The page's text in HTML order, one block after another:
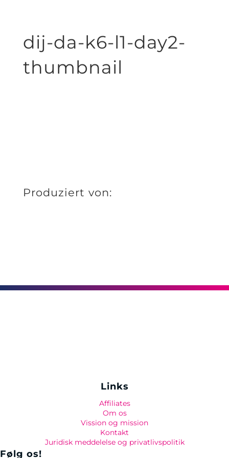
dij-da-k6-l1-day2-
thumbnail
Produziert von:
Links
Affiliates
Om os
Vission og mission
Kontakt
Juridisk meddelelse og privatlivspolitik
Følg os!